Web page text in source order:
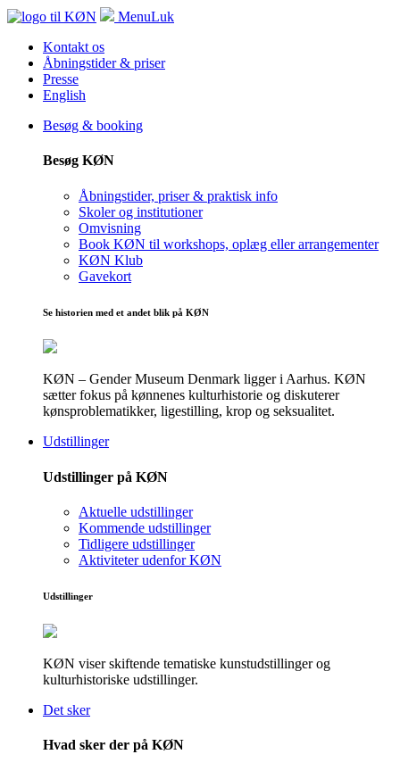
MenuLuk
Kontakt os
Åbningstider & priser
Presse
English
Besøg & booking
Besøg KØN
Åbningstider, priser & praktisk info
Skoler og institutioner
Omvisning
Book KØN til workshops, oplæg eller arrangementer
KØN Klub
Gavekort
Se historien med et andet blik på KØN
KØN – Gender Museum Denmark ligger i Aarhus. KØN
sætter fokus på kønnenes kulturhistorie og diskuterer
kønsproblematikker, ligestilling, krop og seksualitet.
Udstillinger
Udstillinger på KØN
Aktuelle udstillinger
Kommende udstillinger
Tidligere udstillinger
Aktiviteter udenfor KØN
Udstillinger
KØN viser skiftende tematiske kunstudstillinger og
kulturhistoriske udstillinger.
Det sker
Hvad sker der på KØN